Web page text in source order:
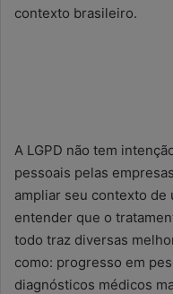
contexto brasileiro.
A LGPD não tem
pessoais pelas
ampliar seu contexto de
entender que o
todo traz diversas
como: progresso em
diagnósticos médicos